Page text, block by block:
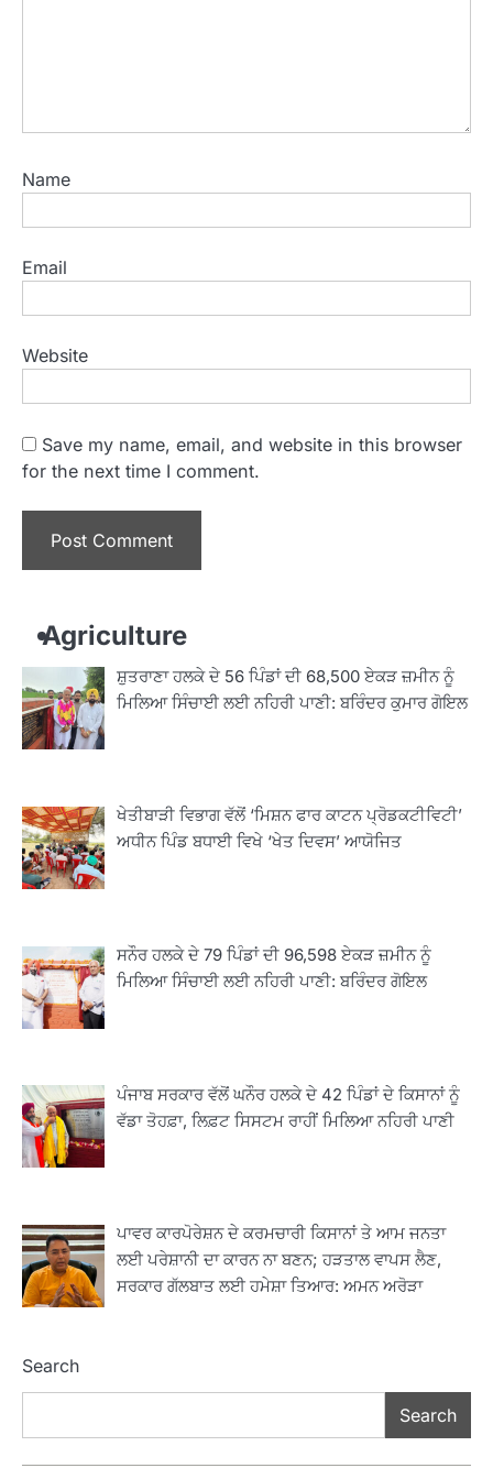
Name
Email
Website
Save my name, email, and website in this browser
for the next time I comment.
Agriculture
ਸ਼ੁਤਰਾਣਾ ਹਲਕੇ ਦੇ 56 ਪਿੰਡਾਂ ਦੀ 68,500 ਏਕੜ ਜ਼ਮੀਨ ਨੂੰ
ਮਿਲਿਆ ਸਿੰਚਾਈ ਲਈ ਨਹਿਰੀ ਪਾਣੀ: ਬਰਿੰਦਰ ਕੁਮਾਰ ਗੋਇਲ
ਖੇਤੀਬਾੜੀ ਵਿਭਾਗ ਵੱਲੋਂ ‘ਮਿਸ਼ਨ ਫਾਰ ਕਾਟਨ ਪ੍ਰੋਡਕਟੀਵਿਟੀ’
ਅਧੀਨ ਪਿੰਡ ਬਧਾਈ ਵਿਖੇ ‘ਖੇਤ ਦਿਵਸ’ ਆਯੋਜਿਤ
ਸਨੌਰ ਹਲਕੇ ਦੇ 79 ਪਿੰਡਾਂ ਦੀ 96,598 ਏਕੜ ਜ਼ਮੀਨ ਨੂੰ
ਮਿਲਿਆ ਸਿੰਚਾਈ ਲਈ ਨਹਿਰੀ ਪਾਣੀ: ਬਰਿੰਦਰ ਗੋਇਲ
ਪੰਜਾਬ ਸਰਕਾਰ ਵੱਲੋਂ ਘਨੌਰ ਹਲਕੇ ਦੇ 42 ਪਿੰਡਾਂ ਦੇ ਕਿਸਾਨਾਂ ਨੂੰ
ਵੱਡਾ ਤੋਹਫ਼ਾ, ਲਿਫ਼ਟ ਸਿਸਟਮ ਰਾਹੀਂ ਮਿਲਿਆ ਨਹਿਰੀ ਪਾਣੀ
ਪਾਵਰ ਕਾਰਪੋਰੇਸ਼ਨ ਦੇ ਕਰਮਚਾਰੀ ਕਿਸਾਨਾਂ ਤੇ ਆਮ ਜਨਤਾ
ਲਈ ਪਰੇਸ਼ਾਨੀ ਦਾ ਕਾਰਨ ਨਾ ਬਣਨ; ਹੜਤਾਲ ਵਾਪਸ ਲੈਣ,
ਸਰਕਾਰ ਗੱਲਬਾਤ ਲਈ ਹਮੇਸ਼ਾ ਤਿਆਰ: ਅਮਨ ਅਰੋੜਾ
Search
Search
2
3
ਰਾਸ਼ਟਰੀ ਮਨੁੱਖੀ ਅਧਿਕਾਰ ਕਮਿਸ਼ਨ ਦੇ ਮੈਂਬਰ
ਪ੍ਰਿਯਾਂਕ ਕਾਨੂੰਨਗੋ ਵਲੋਂ ਬਰਨਾਲਾ ਵਿੱਚ ਵੱਖ-ਵੱਖ
4
ਹੁਸ਼ਿਆਰਪੁਰ ਜ਼ਿਲ੍ਹੇ ਵ‘ ਈ.ਐੱਫ. ਡਿਜੀਟਾਈਜ਼ੇਸ਼ਨ
ਦਾ ਕੰਮ 99.92 ਫੀਸਦੀ ਮੁਕੰਮਲ: ਜ਼ਿਲ੍ਹਾ ਚੋਣ
ਅਫ਼ਸਰ